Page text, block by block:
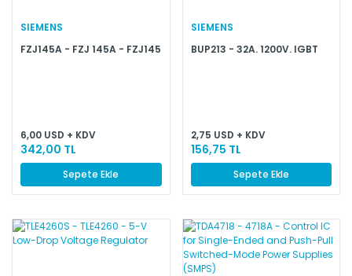
SIEMENS
FZJ145A - FZJ 145A - FZJ145
6,00 USD + KDV
342,00 TL
Sepete Ekle
SIEMENS
BUP213 - 32A. 1200V. IGBT
2,75 USD + KDV
156,75 TL
Sepete Ekle